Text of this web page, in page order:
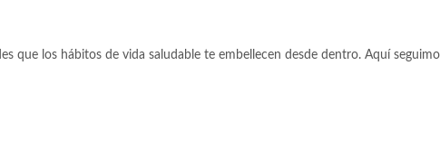
que los hábitos de vida saludable te embellecen desde dentro. Aquí